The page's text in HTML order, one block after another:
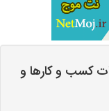
کسب و کارها و